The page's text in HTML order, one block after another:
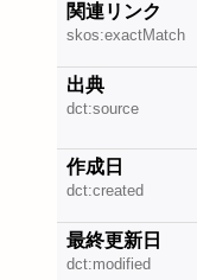
関連リンク
skos:exactMatch
出典
dct:source
作成日
dct:created
最終更新日
dct:modified